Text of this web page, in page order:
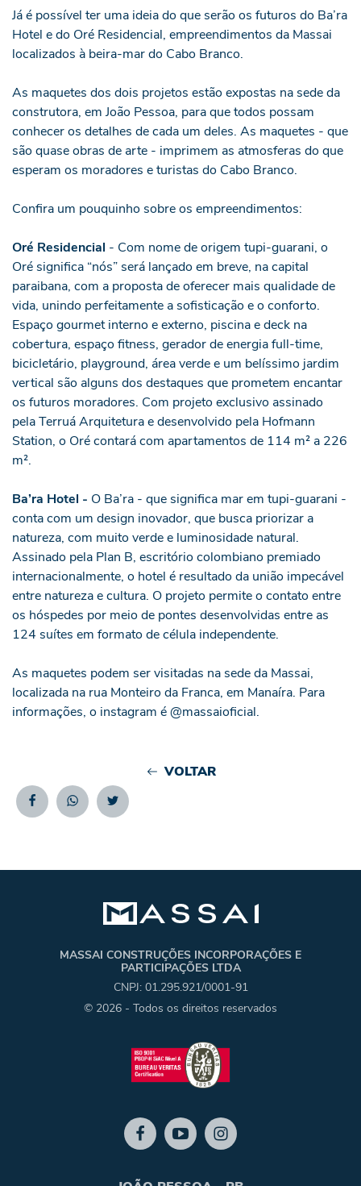
Já é possível ter uma ideia do que serão os futuros do Ba’ra
Hotel e do Oré Residencial, empreendimentos da Massai
localizados à beira-mar do Cabo Branco.
As maquetes dos dois projetos estão expostas na sede da
construtora, em João Pessoa, para que todos possam
conhecer os detalhes de cada um deles. As maquetes - que
são quase obras de arte - imprimem as atmosferas do que
esperam os moradores e turistas do Cabo Branco.
Confira um pouquinho sobre os empreendimentos:
Oré Residencial - Com nome de origem tupi-guarani, o
Oré significa “nós” será lançado em breve, na capital
paraibana, com a proposta de oferecer mais qualidade de
vida, unindo perfeitamente a sofisticação e o conforto.
Espaço gourmet interno e externo, piscina e deck na
cobertura, espaço fitness, gerador de energia full-time,
bicicletário, playground, área verde e um belíssimo jardim
vertical são alguns dos destaques que prometem encantar
os futuros moradores. Com projeto exclusivo assinado
pela Terruá Arquitetura e desenvolvido pela Hofmann
Station, o Oré contará com apartamentos de 114 m² a 226
m².
Ba’ra Hotel - O Ba’ra - que significa mar em tupi-guarani -
conta com um design inovador, que busca priorizar a
natureza, com muito verde e luminosidade natural.
Assinado pela Plan B, escritório colombiano premiado
internacionalmente, o hotel é resultado da união impecável
entre natureza e cultura. O projeto permite o contato entre
os hóspedes por meio de pontes desenvolvidas entre as
124 suítes em formato de célula independente.
As maquetes podem ser visitadas na sede da Massai,
localizada na rua Monteiro da Franca, em Manaíra. Para
informações, o instagram é @massaioficial.
VOLTAR
FacebookWhatsappTwitter
MASSAI CONSTRUÇÕES INCORPORAÇÕES E
PARTICIPAÇÕES LTDA
CNPJ: 01.295.921/0001-91
© 2026 - Todos os direitos reservados